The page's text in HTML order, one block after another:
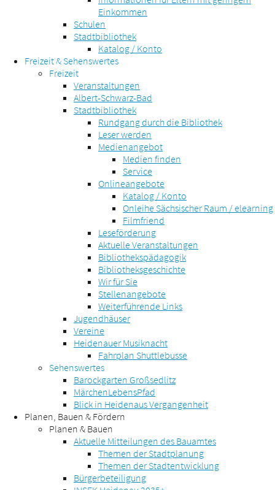
Einkommen
Schulen
Stadtbibliothek
Katalog / Konto
Freizeit & Sehenswertes
Freizeit
Veranstaltungen
Albert-Schwarz-Bad
Stadtbibliothek
Rundgang durch die Bibliothek
Leser werden
Medienangebot
Medien finden
Service
Onlineangebote
Katalog / Konto
Onleihe Sächsischer Raum / elearning
Filmfriend
Leseförderung
Aktuelle Veranstaltungen
Bibliothekspädagogik
Bibliotheksgeschichte
Wir für Sie
Stellenangebote
Weiterführende Links
Jugendhäuser
Vereine
Heidenauer Musiknacht
Fahrplan Shuttlebusse
Sehenswertes
Barockgarten Großsedlitz
MärchenLebensPfad
Blick in Heidenaus Vergangenheit
Planen, Bauen & Fördern
Planen & Bauen
Aktuelle Mitteilungen des Bauamtes
Themen der Stadtplanung
Themen der Stadtentwicklung
Bürgerbeteiligung